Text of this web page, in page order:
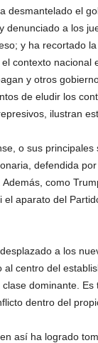
desmantelado el
denunciado a los
y ha recortado
contexto
y otros
de eludir los
ilustran
o sus
defendida
como
aparato del
a los
centro del
dominante.
dentro del
así ha logrado